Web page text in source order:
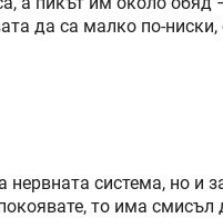
да са малко по-ниски,
система, но и
то има смисъл